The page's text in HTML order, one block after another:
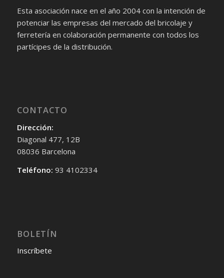
Esta asociación nace en el año 2004 con la intención de
potenciar las empresas del mercado del bricolaje y
ferretería en colaboración permanente con todos los
partícipes de la distribución.
CONTACTO
Dirección:
Diagonal 477, 12B
08036 Barcelona
Teléfono: 93 4102334
BOLETÍN
Inscríbete